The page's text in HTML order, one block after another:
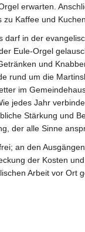
erwarten.
zu Kaffee und
darf in der
Eule-Orgel
und
rund um die
im
jedes Jahr
Stärkung und
der alle Sinne
an den
der Kosten
Arbeit vor Ort